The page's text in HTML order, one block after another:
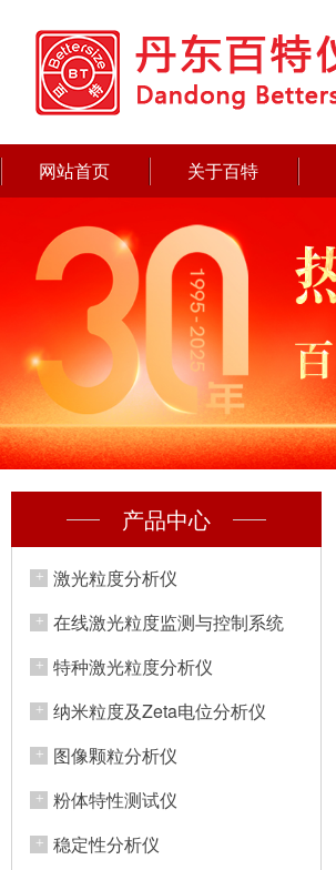
网站首页 关于百特
产品中心
激光粒度分析仪
在线激光粒度监测与控制系统
特种激光粒度分析仪
纳米粒度及Zeta电位分析仪
图像颗粒分析仪
粉体特性测试仪
稳定性分析仪